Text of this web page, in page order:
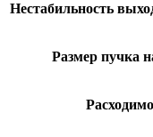
Нестабильность
Размер пучка